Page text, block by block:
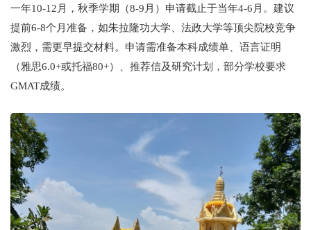
一年10-12月，秋季学期（8-9月）申请截止于当年4-6月。建议
提前6-8个月准备，如朱拉隆功大学、法政大学等顶尖院校竞争
激烈，需更早提交材料。申请需准备本科成绩单、语言证明
（雅思6.0+或托福80+）、推荐信及研究计划，部分学校要求
GMAT成绩。